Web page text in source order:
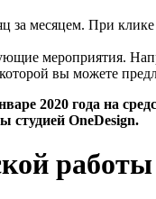
за месяцем. При
мероприятия.
вы можете
2020 года на
студией OneDesign.